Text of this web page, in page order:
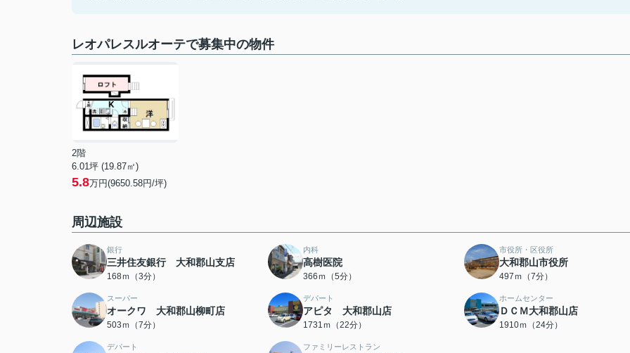
レオパレスルオーテで募集中の物件
2階
6.01坪 (19.87㎡)
5.8万円(9650.58円/坪)
周辺施設
銀行
三井住友銀行 大和郡山支店
168ｍ（3分）
内科
高樹医院
366ｍ（5分）
市役所・区役所
大和郡山市役所
497ｍ（7分）
スーパー
オークワ 大和郡山柳町店
503ｍ（7分）
デパート
アピタ 大和郡山店
1731ｍ（22分）
ホームセンター
ＤＣＭ大和郡山店
1910ｍ（24分）
デパート ファミリーレストラン